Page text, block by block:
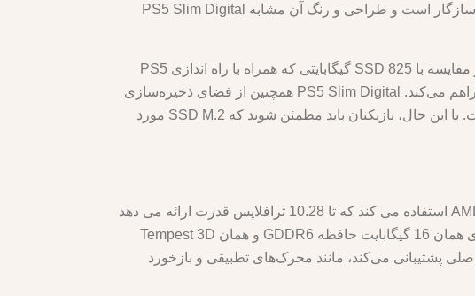
Digital متصل می شود. درایو دیسک خارجی با دیسک های Ultra HD Blu-ray، دیسک های Blu-ray و DVD سازگار است و طراحی و رنگ آن مشابه PS5 Slim Digital
یکی دیگر از ویژگی های PS5 Slim Digital این است که با ظرفیت ذخیره سازی SSD بزرگتر 1 ترابایتی در مقایسه با SSD 825 گیگابایتی که همراه با راه اندازی PS5
عرضه شد، عرضه می شود. حافظه SSD امکان بارگذاری سریع‌تر، بازی روان‌تر و کاهش نویز و گرما را فراهم می‌کند. PS5 Slim Digital همچنین از فضای ذخیره‌سازی
قابل ارتقا از طریق اسلات SSD M.2 پشتیبانی می‌کند که با برداشتن پنل کناری کنسول قابل دسترسی است. با این حال، بازیکنان باید مطمئن شوند که SSD M.2 مورد
PS5 Slim Digital همان سخت افزار و عملکرد PS5 اصلی را دارد، زیرا از همان CPU و GPU سفارشی AMD استفاده می کند که تا 10.28 ترافلاپس قدرت ارائه می دهد
و از ردیابی اشعه، وضوح 4K و حداکثر 120 فریم در ثانیه پشتیبانی می کند. PS5 Slim Digital همچنین دارای همان 16 گیگابایت حافظه GDDR6 و همان Tempest 3D
AudioTech است که صدایی فراگیر را ارائه می دهد. PS5 Slim Digital همچنین از همان ویژگی‌های PS5 اصلی پشتیبانی می‌کند، مانند محرک‌های تطبیقی و بازخورد